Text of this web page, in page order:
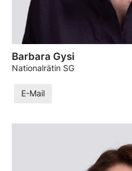
Barbara Gysi
Nationalrätin SG
E-Mail